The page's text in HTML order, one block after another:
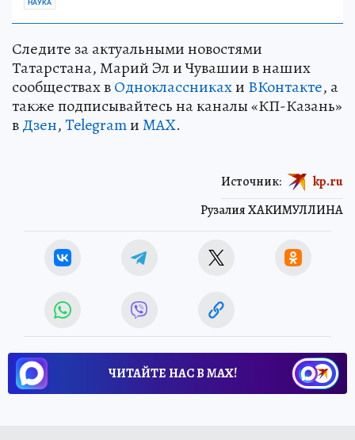
НАУКА
Следите за актуальными новостями
Татарстана, Марий Эл и Чувашии в наших
сообществах вОдноклассникахи ВКонтакте, а
также подписывайтесь на каналы «КП-Казань»
вДзен,TelegramиMAX.
Рузалия ХАКИМУЛЛИНА
Источник: kp.ru
ЧИТАЙТЕ НАС В МАХ!